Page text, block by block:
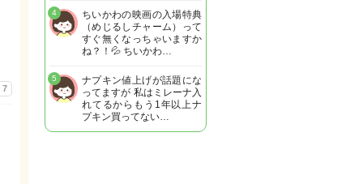
7
ちいかわの映画の入場特典
（めじるしチャーム）って
すぐ無くなっちゃいますか
ね？！💦 ちいかわ…
4
ナプキン値上げが話題にな
ってますが 私はミレーナ入
れてるからもう1年以上ナ
プキン買ってない…
5